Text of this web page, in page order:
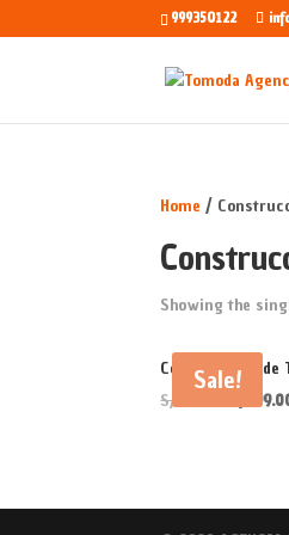
999350122
Home /
Showing the
Sale!
Construcción de
S/
Original